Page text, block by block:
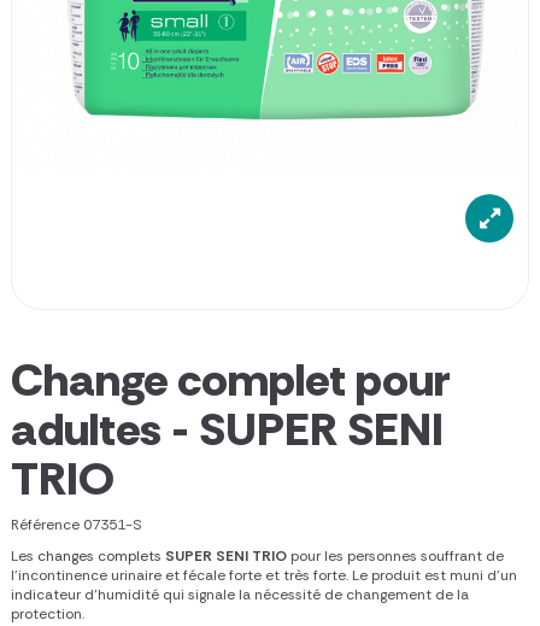
Change complet pour
adultes - SUPER SENI
TRIO
Référence 07351-S
Les changes complets SUPER SENI TRIO pour les personnes souffrant de
l'incontinence urinaire et fécale forte et très forte. Le produit est muni d'un
indicateur d’humidité qui signale la nécessité de changement de la
protection.